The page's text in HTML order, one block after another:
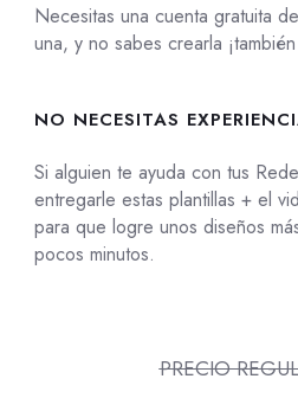
Necesitas una cuenta gratuita
una, y no sabes crearla
NO NECESITAS
Si alguien te ayuda con tus
entregarle estas plantillas + el
para que logre unos diseños
pocos minutos.
PRECIO